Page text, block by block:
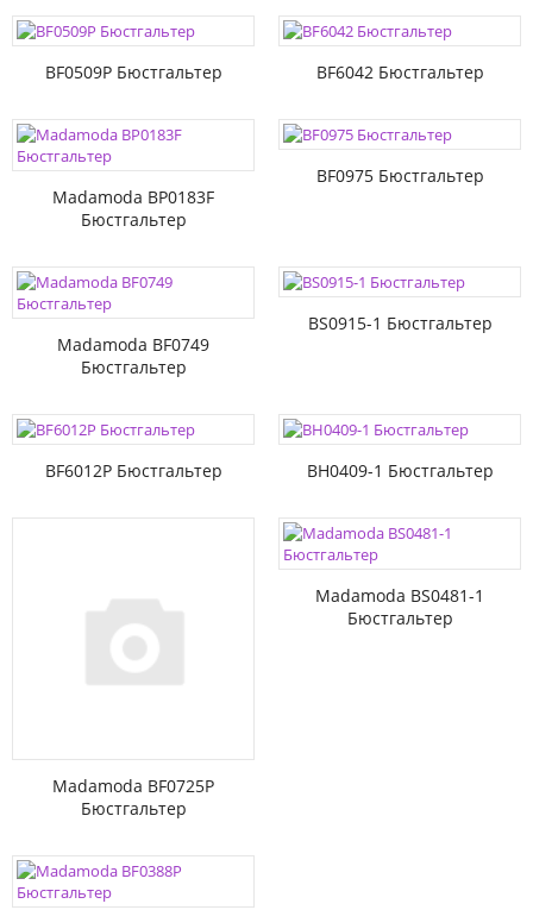
BF0509P Бюстгальтер BF6042 Бюстгальтер
Madamoda BP0183F
Бюстгальтер
BF0975 Бюстгальтер
Madamoda BF0749
Бюстгальтер
BS0915-1 Бюстгальтер
BF6012P Бюстгальтер BH0409-1 Бюстгальтер
Madamoda BF0725P
Бюстгальтер
Madamoda BS0481-1
Бюстгальтер